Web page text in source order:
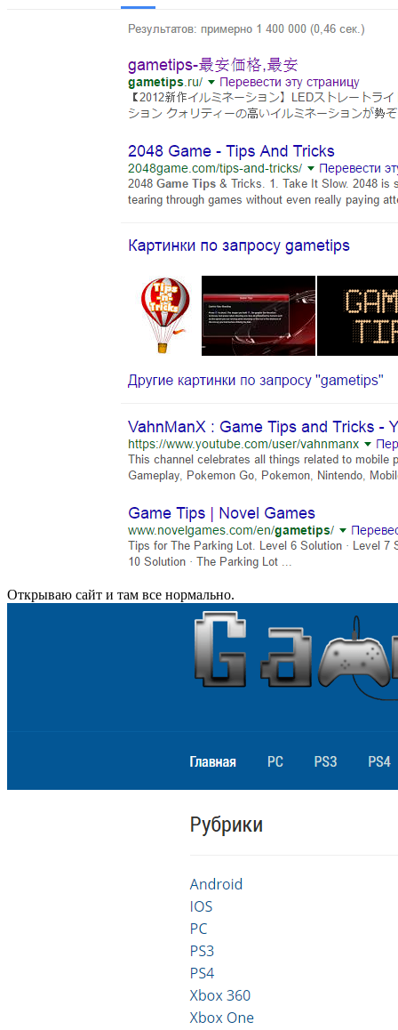
Открываю сайт и там все нормально.